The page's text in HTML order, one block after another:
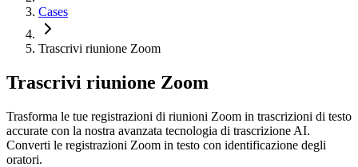
Cases
Trascrivi riunione Zoom
Trascrivi riunione Zoom
Trasforma le tue registrazioni di riunioni Zoom in trascrizioni di testo
accurate con la nostra avanzata tecnologia di trascrizione AI.
Converti le registrazioni Zoom in testo con identificazione degli
oratori.